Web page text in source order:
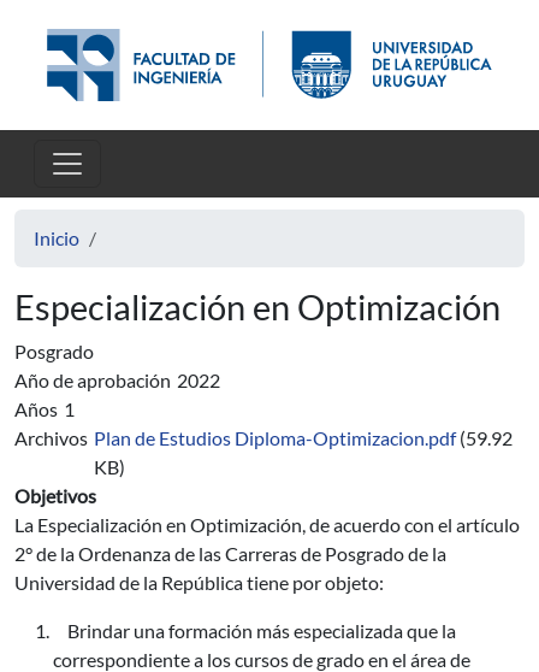
Inicio
Especialización en Optimización
Posgrado
Año de aprobación 2022
Años 1
Archivos Plan de Estudios Diploma-Optimizacion.pdf (59.92
KB)
Objetivos
La Especialización en Optimización, de acuerdo con el artículo
2° de la Ordenanza de las Carreras de Posgrado de la
Universidad de la República tiene por objeto:
Brindar una formación más especializada que la
correspondiente a los cursos de grado en el área de